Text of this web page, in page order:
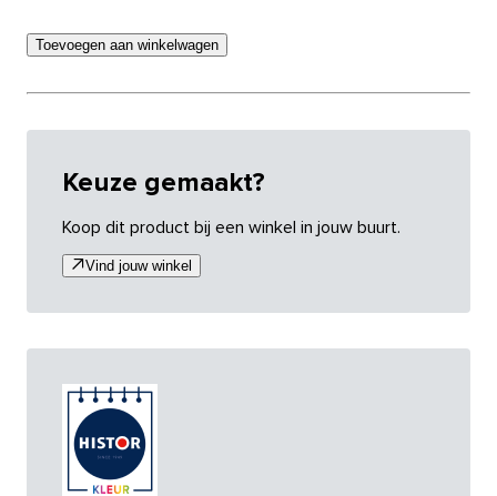
Toevoegen aan winkelwagen
Keuze gemaakt?
Koop dit product bij een winkel in jouw buurt.
Vind jouw winkel